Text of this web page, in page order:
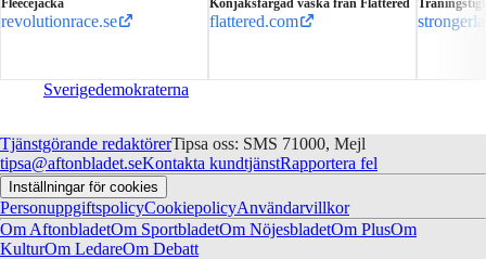
revolutionrace.se flattered.com
Sverigedemokraterna
Tjänstgörande redaktörerTipsa oss: SMS 71000, Mejl
tipsa@aftonbladet.seKontakta kundtjänstRapportera fel
Inställningar för cookies
PersonuppgiftspolicyCookiepolicyAnvändarvillkor
Om AftonbladetOm SportbladetOm NöjesbladetOm PlusOm
KulturOm LedareOm Debatt